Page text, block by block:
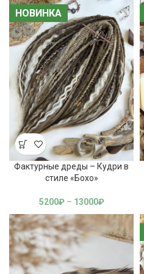
НОВИНКА
НОВИНКА
Фактурные дреды – Кудри в
стиле «Бохо»
5200₽ – 13000₽